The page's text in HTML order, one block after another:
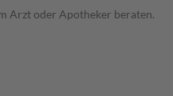
Arzt oder Apotheker beraten.